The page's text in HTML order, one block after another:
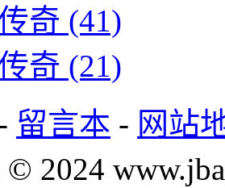
奇 (41)
奇 (21)
留言本 - 网站
2024